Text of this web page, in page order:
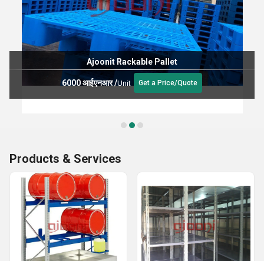
Ajoonit Rackable Pallet
6000 आईएनआर/Unit Get a Price/Quote
Products & Services